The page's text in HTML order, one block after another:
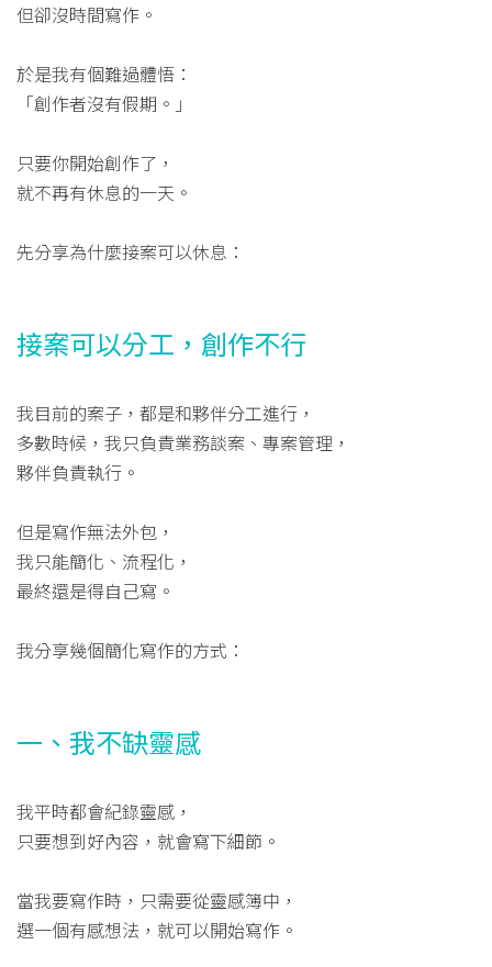
但卻沒時間寫作。
於是我有個難過體悟：
「創作者沒有假期。」
只要你開始創作了，
就不再有休息的一天。
先分享為什麼接案可以休息：
接案可以分工，創作不行
我目前的案子，都是和夥伴分工進行，
多數時候，我只負責業務談案、專案管理，
夥伴負責執行。
但是寫作無法外包，
我只能簡化、流程化，
最終還是得自己寫。
我分享幾個簡化寫作的方式：
一、我不缺靈感
我平時都會紀錄靈感，
只要想到好內容，就會寫下細節。
當我要寫作時，只需要從靈感簿中，
選一個有感想法，就可以開始寫作。